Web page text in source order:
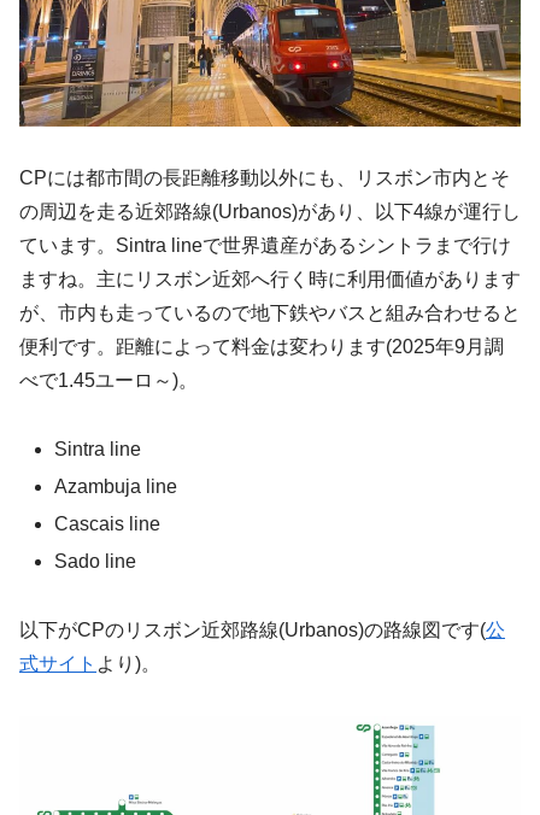
CPには都市間の長距離移動以外にも、リスボン市内とそ
の周辺を走る近郊路線(Urbanos)があり、以下4線が運行し
ています。Sintra lineで世界遺産があるシントラまで行け
ますね。主にリスボン近郊へ行く時に利用価値があります
が、市内も走っているので地下鉄やバスと組み合わせると
便利です。距離によって料金は変わります(2025年9月調
べで1.45ユーロ～)。
Sintra line
Azambuja line
Cascais line
Sado line
以下がCPのリスボン近郊路線(Urbanos)の路線図です(公
式サイト より)。